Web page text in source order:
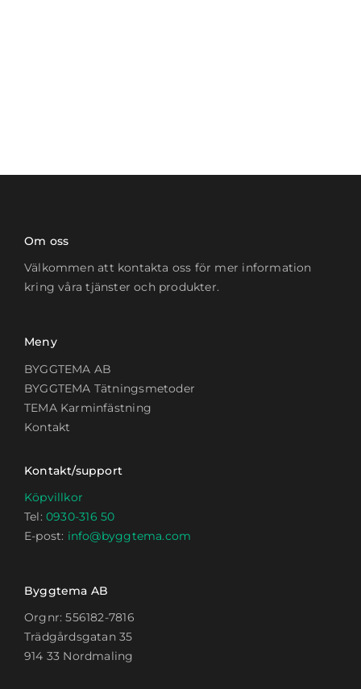
Om oss
Välkommen att kontakta oss för mer information
kring våra tjänster och produkter.
Meny
BYGGTEMA AB
BYGGTEMA Tätningsmetoder
TEMA Karminfästning
Kontakt
Kontakt/support
Köpvillkor
Tel:0930-316 50
E-post: info@byggtema.com
Byggtema AB
Orgnr: 556182-7816
Trädgårdsgatan 35
914 33 Nordmaling